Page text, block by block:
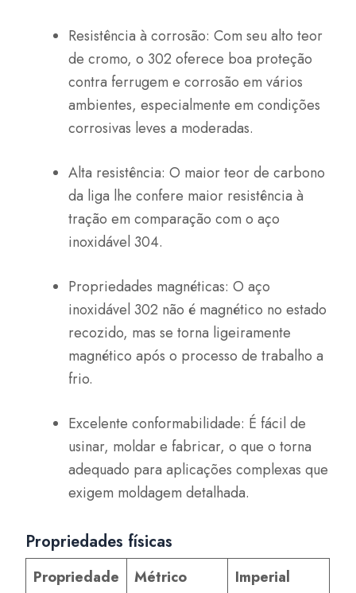
Resistência à corrosão: Com seu alto teor
de cromo, o 302 oferece boa proteção
contra ferrugem e corrosão em vários
ambientes, especialmente em condições
corrosivas leves a moderadas.
Alta resistência: O maior teor de carbono
da liga lhe confere maior resistência à
tração em comparação com o aço
inoxidável 304.
Propriedades magnéticas: O aço
inoxidável 302 não é magnético no estado
recozido, mas se torna ligeiramente
magnético após o processo de trabalho a
frio.
Excelente conformabilidade: É fácil de
usinar, moldar e fabricar, o que o torna
adequado para aplicações complexas que
exigem moldagem detalhada.
Propriedades físicas
Propriedade Métrico Imperial